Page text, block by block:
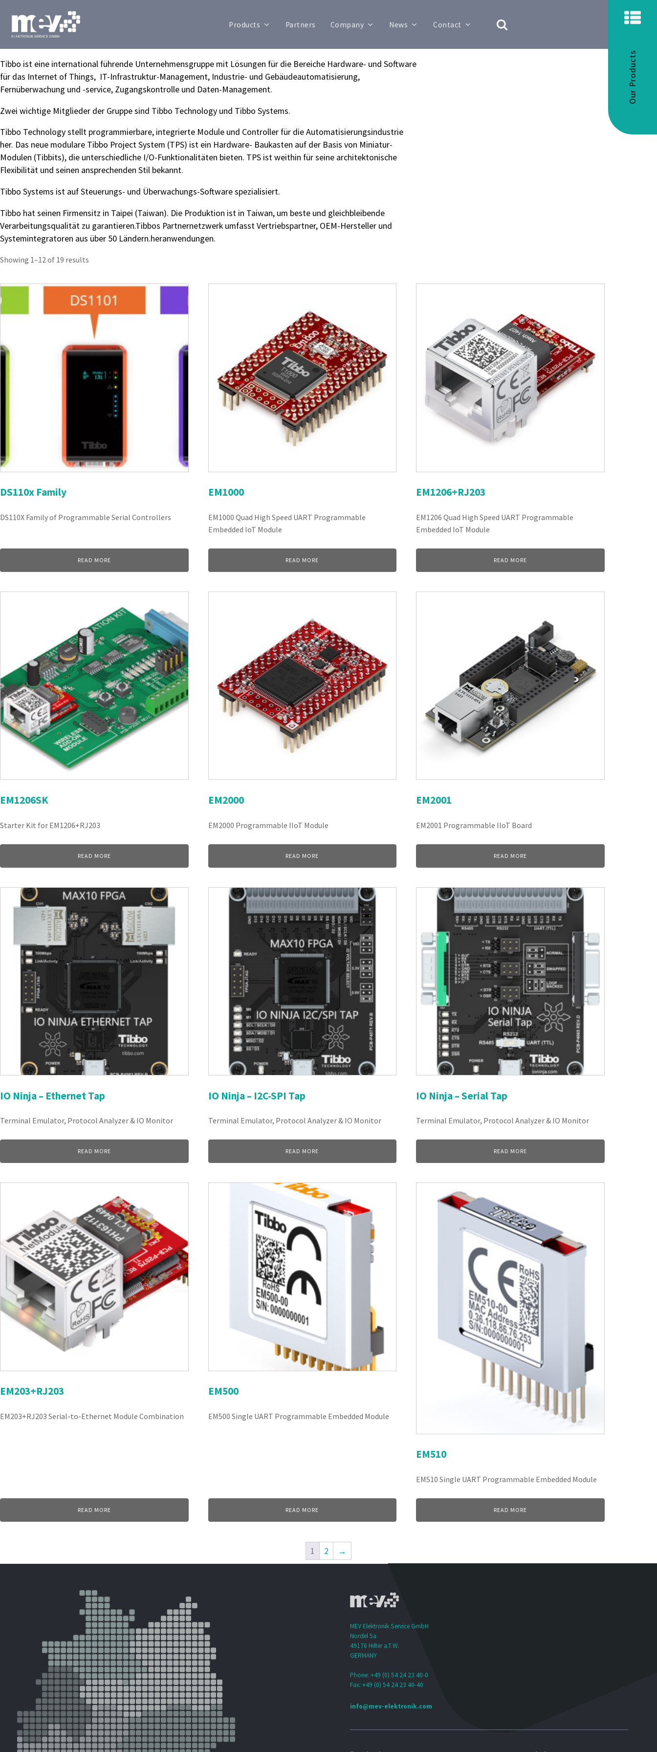
Products Partners Company News Contact
Our Products
Tibbo ist eine international führende Unternehmensgruppe mit Lösungen für die Bereiche Hardware- und Software
für das Internet of Things, IT-Infrastruktur-Management, Industrie- und Gebäudeautomatisierung,
Fernüberwachung und -service, Zugangskontrolle und Daten-Management.
Zwei wichtige Mitglieder der Gruppe sind Tibbo Technology und Tibbo Systems.
Tibbo Technology stellt programmierbare, integrierte Module und Controller für die Automatisierungsindustrie
her. Das neue modulare Tibbo Project System (TPS) ist ein Hardware- Baukasten auf der Basis von Miniatur-
Modulen (Tibbits), die unterschiedliche I/O-Funktionalitäten bieten. TPS ist weithin für seine architektonische
Flexibilität und seinen ansprechenden Stil bekannt.
Tibbo Systems ist auf Steuerungs- und Überwachungs-Software spezialisiert.
Tibbo hat seinen Firmensitz in Taipei (Taiwan). Die Produktion ist in Taiwan, um beste und gleichbleibende
Verarbeitungsqualität zu garantieren.Tibbos Partnernetzwerk umfasst Vertriebspartner, OEM-Hersteller und
Systemintegratoren aus über 50 Ländern.heranwendungen.
Showing 1–12 of 19 results
DS110x Family
DS110X Family of Programmable Serial Controllers
READ MORE
EM1000
EM1000 Quad High Speed UART Programmable
Embedded IoT Module
READ MORE
EM1206+RJ203
EM1206 Quad High Speed UART Programmable
Embedded IoT Module
READ MORE
EM1206SK
Starter Kit for EM1206+RJ203
READ MORE
EM2000
EM2000 Programmable IIoT Module
READ MORE
EM2001
EM2001 Programmable IIoT Board
READ MORE
IO Ninja – Ethernet Tap
Terminal Emulator, Protocol Analyzer & IO Monitor
READ MORE
IO Ninja – I2C-SPI Tap
Terminal Emulator, Protocol Analyzer & IO Monitor
READ MORE
IO Ninja – Serial Tap
Terminal Emulator, Protocol Analyzer & IO Monitor
READ MORE
EM203+RJ203
EM203+RJ203 Serial-to-Ethernet Module Combination
READ MORE
EM500
EM500 Single UART Programmable Embedded Module
READ MORE
EM510
EM510 Single UART Programmable Embedded Module
READ MORE
1 2 →
MEV Elektronik Service GmbH
Nordel 5a
49176 Hilter a.T.W.
GERMANY
Phone: +49 (0) 54 24 23 40-0
Fax: +49 (0) 54 24 23 40-40
info@mev-elektronik.com